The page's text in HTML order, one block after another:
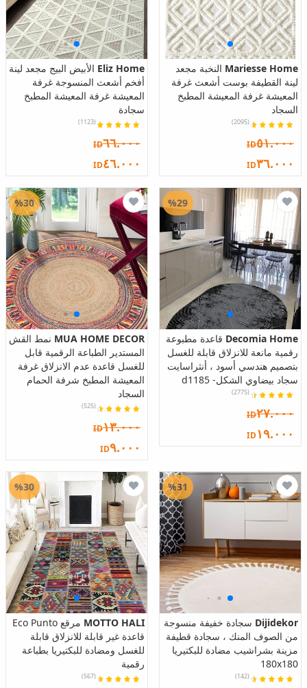
Mariesse Home النخبة مجعد
لينة القطيفة بوست أشعث غرفة
المعيشة غرفة المعيشة المطبخ
السجاد
(2095)
ID٥١.٠٠٠
ID٣٦.٠٠٠
Eliz Home الأبيض البيج مجعد لينة
أفخم أشعث المنسوجة غرفة
المعيشة غرفة المعيشة المطبخ
سجادة
(1123)
ID٦٦.٠٠٠
ID٤٦.٠٠٠
Decomia Home قاعدة مطبوعة
رقمية مانعة للانزلاق قابلة للغسل
بتصميم هندسي أسود ، أنثراسايت
سجاد بيضاوي الشكل- d1185
(2775)
ID٢٧.٠٠٠
ID١٩.٠٠٠
%29
MUA HOME DECOR نمط القش
المستدير الطباعة الرقمية قابل
للغسل قاعدة عدم الانزلاق غرفة
المعيشة المطبخ شرفة الحمام
السجاد
(525)
ID١٣.٠٠٠
ID٩.٠٠٠
%30
Dijidekor سجادة خفيفة منسوجة
من الصوف المنك ، سجادة قطيفة
مزينة بشراشيب مضادة للبكتيريا
180x180
(142)
%31
MOTTO HALI
مرقع Eco Punto
قاعدة غير قابلة للانزلاق قابلة
للغسل ومضادة للبكتيريا بطباعة
رقمية
(567)
%30